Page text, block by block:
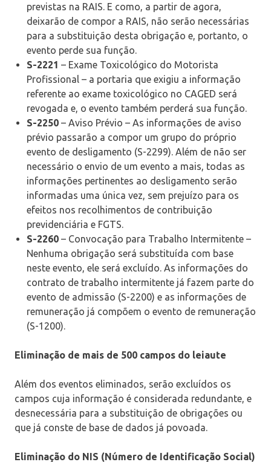
previstas na RAIS. E como, a partir de agora,
deixarão de compor a RAIS, não serão necessárias
para a substituição desta obrigação e, portanto, o
evento perde sua função.
S-2221 – Exame Toxicológico do Motorista
Profissional – a portaria que exigiu a informação
referente ao exame toxicológico no CAGED será
revogada e, o evento também perderá sua função.
S-2250 – Aviso Prévio – As informações de aviso
prévio passarão a compor um grupo do próprio
evento de desligamento (S-2299). Além de não ser
necessário o envio de um evento a mais, todas as
informações pertinentes ao desligamento serão
informadas uma única vez, sem prejuízo para os
efeitos nos recolhimentos de contribuição
previdenciária e FGTS.
S-2260 – Convocação para Trabalho Intermitente –
Nenhuma obrigação será substituída com base
neste evento, ele será excluído. As informações do
contrato de trabalho intermitente já fazem parte do
evento de admissão (S-2200) e as informações de
remuneração já compõem o evento de remuneração
(S-1200).
Eliminação de mais de 500 campos do leiaute
Além dos eventos eliminados, serão excluídos os
campos cuja informação é considerada redundante, e
desnecessária para a substituição de obrigações ou
que já conste de base de dados já povoada.
Eliminação do NIS (Número de Identificação Social)